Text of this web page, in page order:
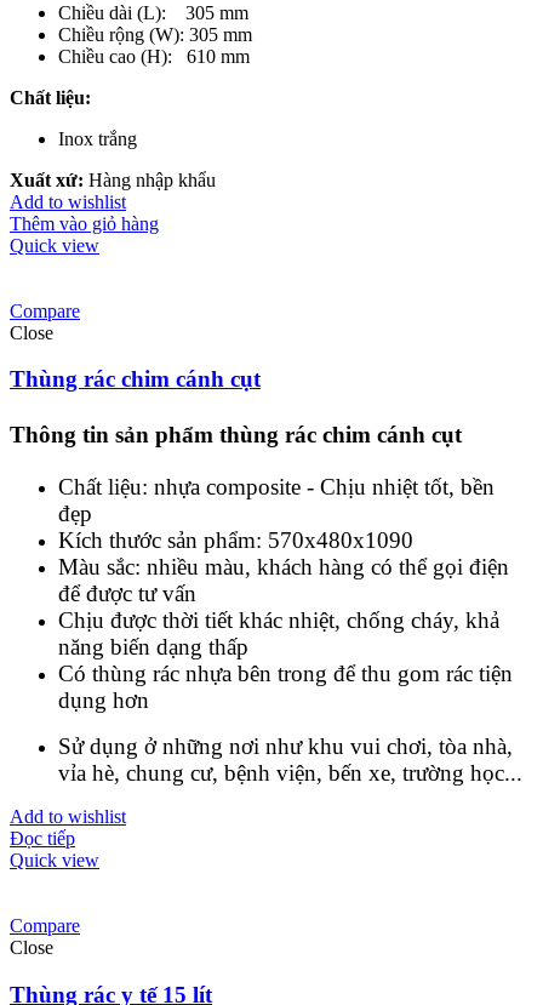
Chiều dài (L): 305 mm
Chiều rộng (W): 305 mm
Chiều cao (H): 610 mm
Chất liệu:
Inox trắng
Xuất xứ: Hàng nhập khẩu
Add to wishlist
Thêm vào giỏ hàng
Quick view
Compare
Close
Thùng rác chim cánh cụt
Thông tin sản phẩm thùng rác chim cánh cụt
Chất liệu: nhựa composite - Chịu nhiệt tốt, bền
đẹp
Kích thước sản phẩm: 570x480x1090
Màu sắc: nhiều màu, khách hàng có thể gọi điện
để được tư vấn
Chịu được thời tiết khác nhiệt, chống cháy, khả
năng biến dạng thấp
Có thùng rác nhựa bên trong để thu gom rác tiện
dụng hơn
Sử dụng ở những nơi như khu vui chơi, tòa nhà,
vỉa hè, chung cư, bệnh viện, bến xe, trường học...
Add to wishlist
Đọc tiếp
Quick view
Compare
Close
Thùng rác y tế 15 lít